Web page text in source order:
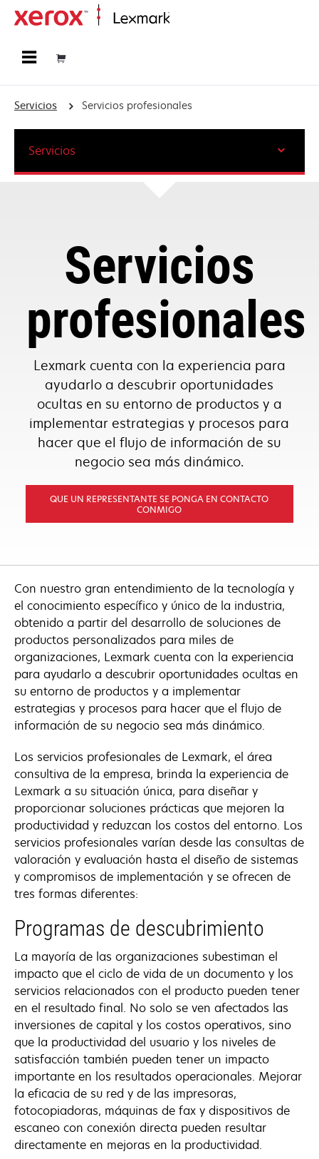
Servicios Servicios profesionales
Servicios
profesionales
Lexmark cuenta con la experiencia para
ayudarlo a descubrir oportunidades
ocultas en su entorno de productos y a
implementar estrategias y procesos para
hacer que el flujo de información de su
negocio sea más dinámico.
QUE UN REPRESENTANTE SE PONGA EN CONTACTO
CONMIGO
Servicios
Con nuestro gran entendimiento de la tecnología y
el conocimiento específico y único de la industria,
obtenido a partir del desarrollo de soluciones de
productos personalizados para miles de
organizaciones, Lexmark cuenta con la experiencia
para ayudarlo a descubrir oportunidades ocultas en
su entorno de productos y a implementar
estrategias y procesos para hacer que el flujo de
información de su negocio sea más dinámico.
Los servicios profesionales de Lexmark, el área
consultiva de la empresa, brinda la experiencia de
Lexmark a su situación única, para diseñar y
proporcionar soluciones prácticas que mejoren la
productividad y reduzcan los costos del entorno. Los
servicios profesionales varían desde las consultas de
valoración y evaluación hasta el diseño de sistemas
y compromisos de implementación y se ofrecen de
tres formas diferentes:
Programas de descubrimiento
La mayoría de las organizaciones subestiman el
impacto que el ciclo de vida de un documento y los
servicios relacionados con el producto pueden tener
en el resultado final. No solo se ven afectados las
inversiones de capital y los costos operativos, sino
que la productividad del usuario y los niveles de
satisfacción también pueden tener un impacto
importante en los resultados operacionales. Mejorar
la eficacia de su red y de las impresoras,
fotocopiadoras, máquinas de fax y dispositivos de
escaneo con conexión directa pueden resultar
directamente en mejoras en la productividad.